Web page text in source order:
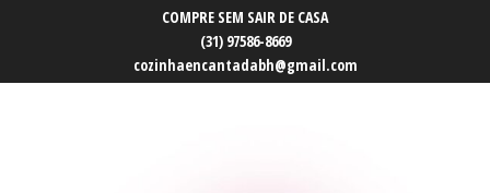
COMPRE SEM SAIR DE CASA
(31) 97586-8669
cozinhaencantadabh@gmail.com